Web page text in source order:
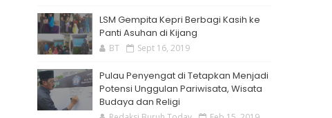
LSM Gempita Kepri Berbagi Kasih ke
Panti Asuhan di Kijang
BT Sept 16, 2019
Pulau Penyengat di Tetapkan Menjadi
Potensi Unggulan Pariwisata, Wisata
Budaya dan Religi